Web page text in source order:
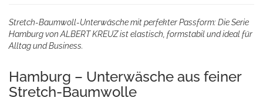
Stretch-Baumwoll-Unterwäsche mit perfekter Passform: Die Serie
Hamburg von ALBERT KREUZ ist elastisch, formstabil und ideal für
Alltag und Business.
Hamburg – Unterwäsche aus feiner
Stretch-Baumwolle